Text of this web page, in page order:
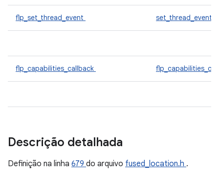
flp_set_thread_event
flp_capabilities_callback flp_capabilities_cb
Descrição detalhada
Definição na linha 679 do arquivo fused_location.h .